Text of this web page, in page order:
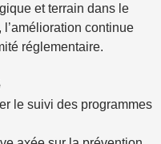
et terrain dans le
continue
réglementaire.
le suivi des programmes